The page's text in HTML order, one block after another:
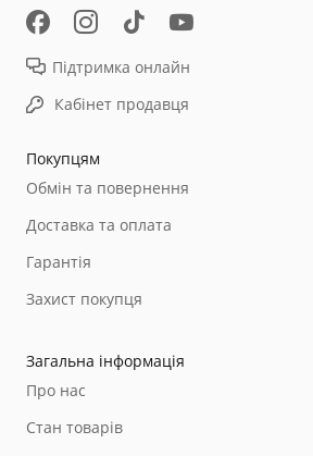
Покупцям
Обмін та повернення
Доставка та оплата
Гарантія
Захист покупця
Загальна інформація
Про нас
Стан товарів
Підтримка онлайн
Кабінет продавця